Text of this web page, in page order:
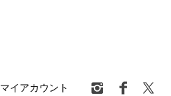
マイアカウント